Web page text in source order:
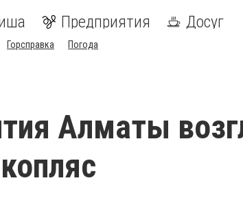
Предприятия Досуг
Горсправка Погода
Алматы